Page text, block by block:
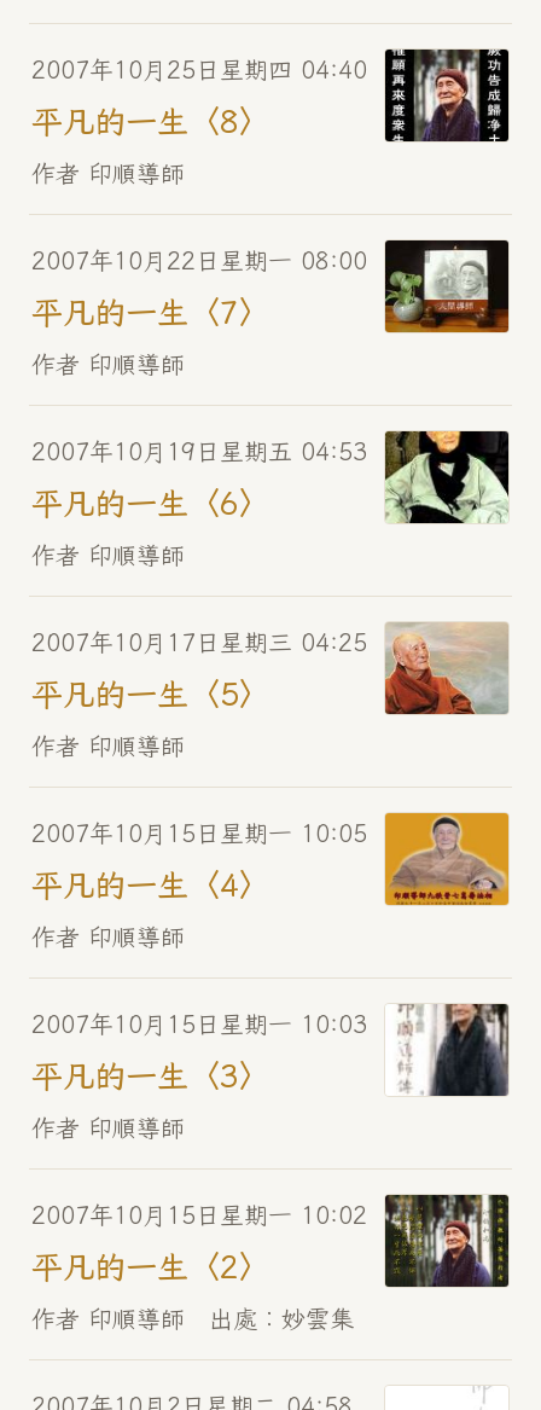
2007年10月25日星期四 04:40
平凡的一生〈8〉
作者 印順導師
2007年10月22日星期一 08:00
平凡的一生〈7〉
作者 印順導師
2007年10月19日星期五 04:53
平凡的一生〈6〉
作者 印順導師
2007年10月17日星期三 04:25
平凡的一生〈5〉
作者 印順導師
2007年10月15日星期一 10:05
平凡的一生〈4〉
作者 印順導師
2007年10月15日星期一 10:03
平凡的一生〈3〉
作者 印順導師
2007年10月15日星期一 10:02
平凡的一生〈2〉
作者 印順導師 出處︰妙雲集